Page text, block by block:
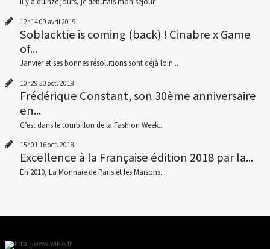
12h1409 avril 2019
Soblacktie is coming (back) ! Cinabre x Game
of...
Janvier et ses bonnes résolutions sont déjà loin...
10h29 30 oct. 2018
Frédérique Constant, son 30ème anniversaire
en...
C’est dans le tourbillon de la Fashion Week...
15h01 16oct. 2018
Excellence à la Française édition 2018 par la...
En 2010, La Monnaie de Paris et les Maisons...